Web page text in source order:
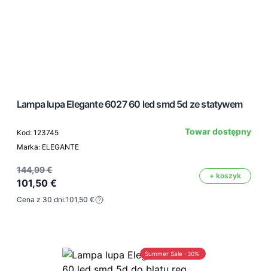
Lampa lupa Elegante 6027 60 led smd 5d ze statywem
Kod: 123745
Marka: ELEGANTE
Towar dostępny
144,99 €
101,50 €
+ koszyk
Cena z 30 dni:101,50 €
Summer Sale -30%